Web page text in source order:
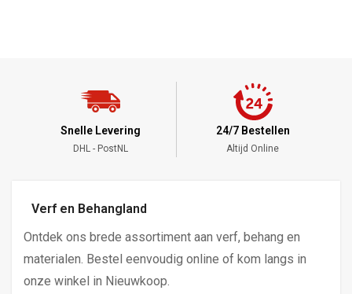
Snelle Levering
DHL - PostNL
24/7 Bestellen
Altijd Online
Verf en Behangland
Ontdek ons brede assortiment aan verf, behang en
materialen. Bestel eenvoudig online of kom langs in
onze winkel in Nieuwkoop.